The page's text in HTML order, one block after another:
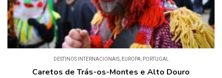
DESTINOS INTERNACIONAIS, EUROPA, PORTUGAL
Caretos de Trás-os-Montes e Alto Douro